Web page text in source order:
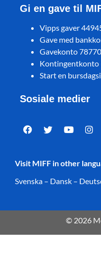
Gi en gave til
Vipps gaver
Gave med
Gavekonto
Kontingentkonto
Start en
Sosiale medier
Visit MIFF in other
Svenska – Dansk –
© 2026